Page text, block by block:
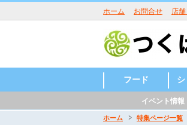
ホーム お問合せ 店
フード
和
洋
理
中
バ
ラ
焼
し
カ
ト
ベ
そ
和
洋
そ
食
屋
雑
メ
ス
自
ク
ホ
ー
家
品
楽
係
フ
そ
イベント情報
ホーム 特集ページ一覧